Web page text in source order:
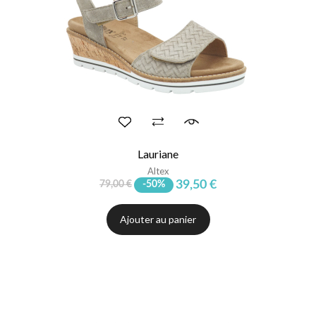
Lauriane
Altex
79,00 € -50% 39,50 €
Ajouter au panier